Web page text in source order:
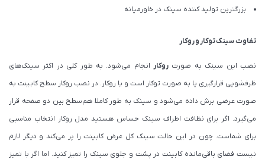
بزرگترین تولید کننده سینک در خاورمیانه
تفاوت سینک توکار و روکار
نصب این سینک به صورت روکارانجام می‌شود. به طور کلی در اکثر سینک‌های
ظرفشویی قرارگیری یا به صورت توکار است و یا روکار. در نصب روکار سطح کابینت به
صورت عرضی برش داده می‌شود و سینک به طور کاملا هم‌سطح بین دو صفحه قرار
می‌گیرد. اگر برای نظافت اطراف سینک حساس هستید مدل روکار انتخاب مناسبی
برای شماست. چون در این حالت سینک کل عرض کابینت را پر می‌کند و دیگر لازم
نیست فضای باقی‌مانده کابینت در پشت و جلوی سینک را تمیز کنید. اما اگر با تمیز